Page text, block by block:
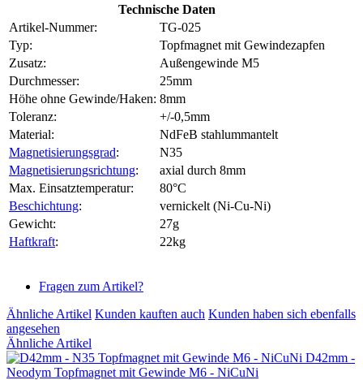
Technische Daten
Artikel-Nummer:
TG-025
Typ:
Topfmagnet mit Gewindezapfen
Zusatz:
Außengewinde M5
Durchmesser:
25mm
Höhe ohne Gewinde/Haken: 8mm
Toleranz:
+/-0,5mm
Material:
NdFeB stahlummantelt
Magnetisierungsgrad:
N35
Magnetisierungsrichtung:
axial durch 8mm
Max. Einsatztemperatur:
80°C
Beschichtung:
vernickelt (Ni-Cu-Ni)
Gewicht:
27g
Haftkraft: 22kg
Fragen zum Artikel?
Ähnliche Artikel Kunden kauften auch Kunden haben sich ebenfalls
angesehen
Ähnliche Artikel
D42mm -
Neodym Topfmagnet mit Gewinde M6 - NiCuNi